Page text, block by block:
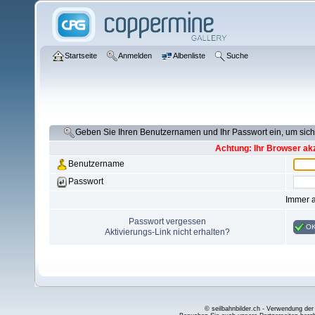
Startseite Anmelden Albenliste Suche
Geben Sie Ihren Benutzernamen und Ihr Passwort ein, um
Achtung: Ihr Browser
Benutzername
Passwort
Immer
Passwort vergessen
Aktivierungs-Link nicht erhalten?
© seilbahnbilder.ch - Verwendung